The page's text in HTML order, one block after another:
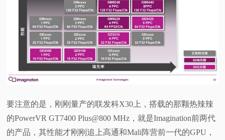
要注意的是，刚刚量产的联发科X30上，搭载的那颗热辣辣
的PowerVR GT7400 Plus@800 MHz，就是Imagination前两代
的产品，其性能才刚刚追上高通和Mali阵营前一代的GPU，